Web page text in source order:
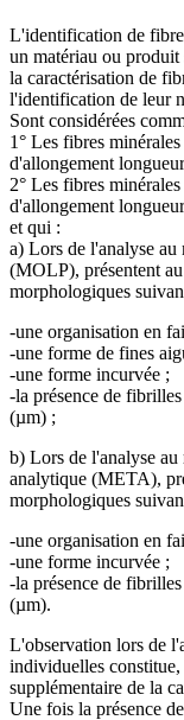
L'identification de
un matériau ou
la caractérisation de
l'identification de leur
Sont considérées
1° Les fibres
d'allongement
2° Les fibres
d'allongement
et qui :
a) Lors de l'analyse
(MOLP), présentent
morphologiques
-une organisation en
-une forme de fines
-une forme incurvée ;
-la présence de
(µm) ;
b) Lors de l'analyse au
analytique (META),
morphologiques
-une organisation en
-une forme incurvée ;
-la présence de
(µm).
L'observation lors de
individuelles
supplémentaire de la
Une fois la présence